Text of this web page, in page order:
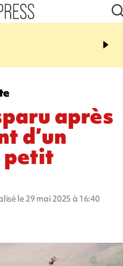
20:44
rouée de coups,
après
d’un
petit
le 29 mai 2025 à 16:40